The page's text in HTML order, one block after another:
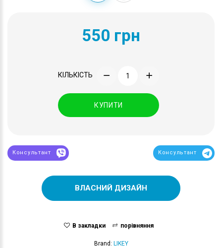
550 грн
КІЛЬКІСТЬ
КУПИТИ
Консультант Консультант
ВЛАСНИЙ ДИЗАЙН
В закладки порівняння
Brand: LIKEY